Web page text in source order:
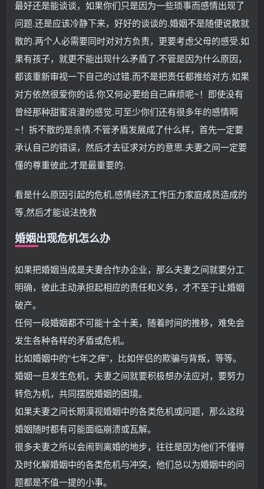
最好还是能谈谈，如果你们只是因为一些琐事而感情出现了
问题.还是应该冷静下来，好好的谈谈的.婚姻不是随便说散就
散的.两个人必需要同时对对方负责，更要考虑父母的感受.如
果有孩子，就更不能出现什么矛盾了.不管是因为什么原因，
都该重新审视一下自己的过错.而不是把责任都推给对方.如果
对方依然很爱你的话.你又何必要给自己麻烦呢~！即使没有
曾经那种甜蜜浪漫的感觉.可至少你们还有很多年的感情啊
~！拆不散的是亲情.不管矛盾发展成了什么样，首先一定要
承认自己的错误，然后才去征求对方的意思.夫妻之间一定要
懂的尊重彼此.才是最重要的.
看是什么原因引起的危机,感情经济工作压力家庭成员造成的
等,然后才能设法挽救
婚姻出现危机怎么办
如果把婚姻当成是夫妻合作办企业，那么夫妻之间就要分工
明确，彼此主动承担起相应的责任和义务，才不至于让婚姻
破产。
任何一段婚姻都不可能十全十美，随着时间的推移，难免会
发生各种各样的矛盾或危机。
比如婚姻中的“七年之痒”，比如伴侣的欺骗与背叛，等等。
婚姻一旦发生危机，夫妻之间就要积极想办法应对，要努力
转危为机，共同摆脱婚姻的困境。
如果夫妻之间长期漠视婚姻中的各类危机或问题，那么这段
婚姻随时都有可能面临崩溃或瓦解。
很多夫妻之所以会闹到离婚的地步，往往是因为他们不懂得
及时化解婚姻中的各类危机与冲突，他们总以为婚姻中的问
题都是不值一提的小事。